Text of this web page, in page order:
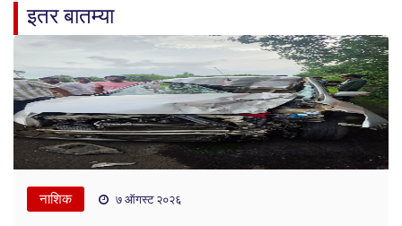
इतर बातम्या
नाशिक ७ ऑगस्ट २०२६